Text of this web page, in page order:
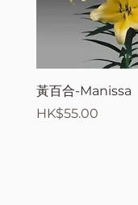
黃百合-Manissa
價格
HK$55.00